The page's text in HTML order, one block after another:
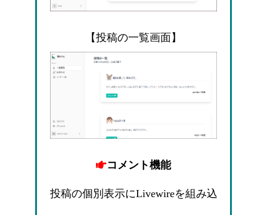
【投稿の一覧画面】
コメント機能
投稿の個別表示にLivewireを組み込